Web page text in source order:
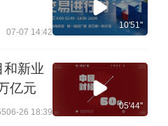
07-07 14:42
10'51''
和新业
亿元
06-26 18:39
05'44''